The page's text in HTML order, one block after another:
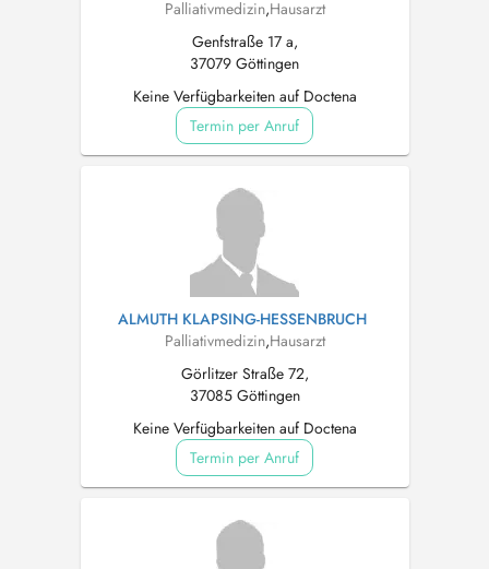
Palliativmedizin,Hausarzt
Genfstraße 17 a,
37079 Göttingen
Keine Verfügbarkeiten auf Doctena
Termin per Anruf
ALMUTH KLAPSING-HESSENBRUCH
Palliativmedizin,Hausarzt
Görlitzer Straße 72,
37085 Göttingen
Keine Verfügbarkeiten auf Doctena
Termin per Anruf